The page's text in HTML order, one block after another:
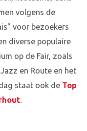
volgens de
voor bezoekers
diverse populaire
op de Fair, zoals
en Route en het
staat ook de Top
.